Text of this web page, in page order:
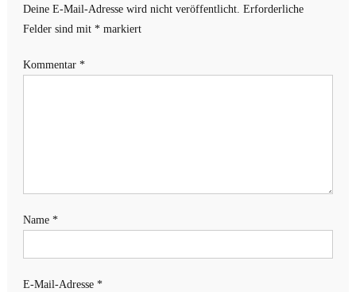
Deine E-Mail-Adresse wird nicht veröffentlicht. Erforderliche
Felder sind mit *markiert
Kommentar *
Name *
E-Mail-Adresse *